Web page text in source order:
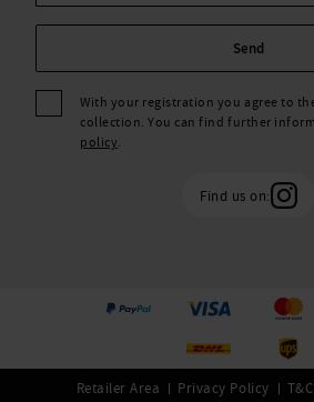
Send
With your registration you agree to
collection. You can find further
policy.
Find us on:
Retailer Area Privacy Policy